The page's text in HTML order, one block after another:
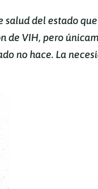
salud del estado
VIH, pero
no hace. La